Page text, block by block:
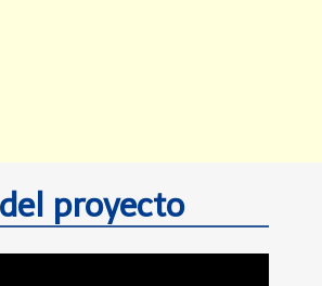
proyecto